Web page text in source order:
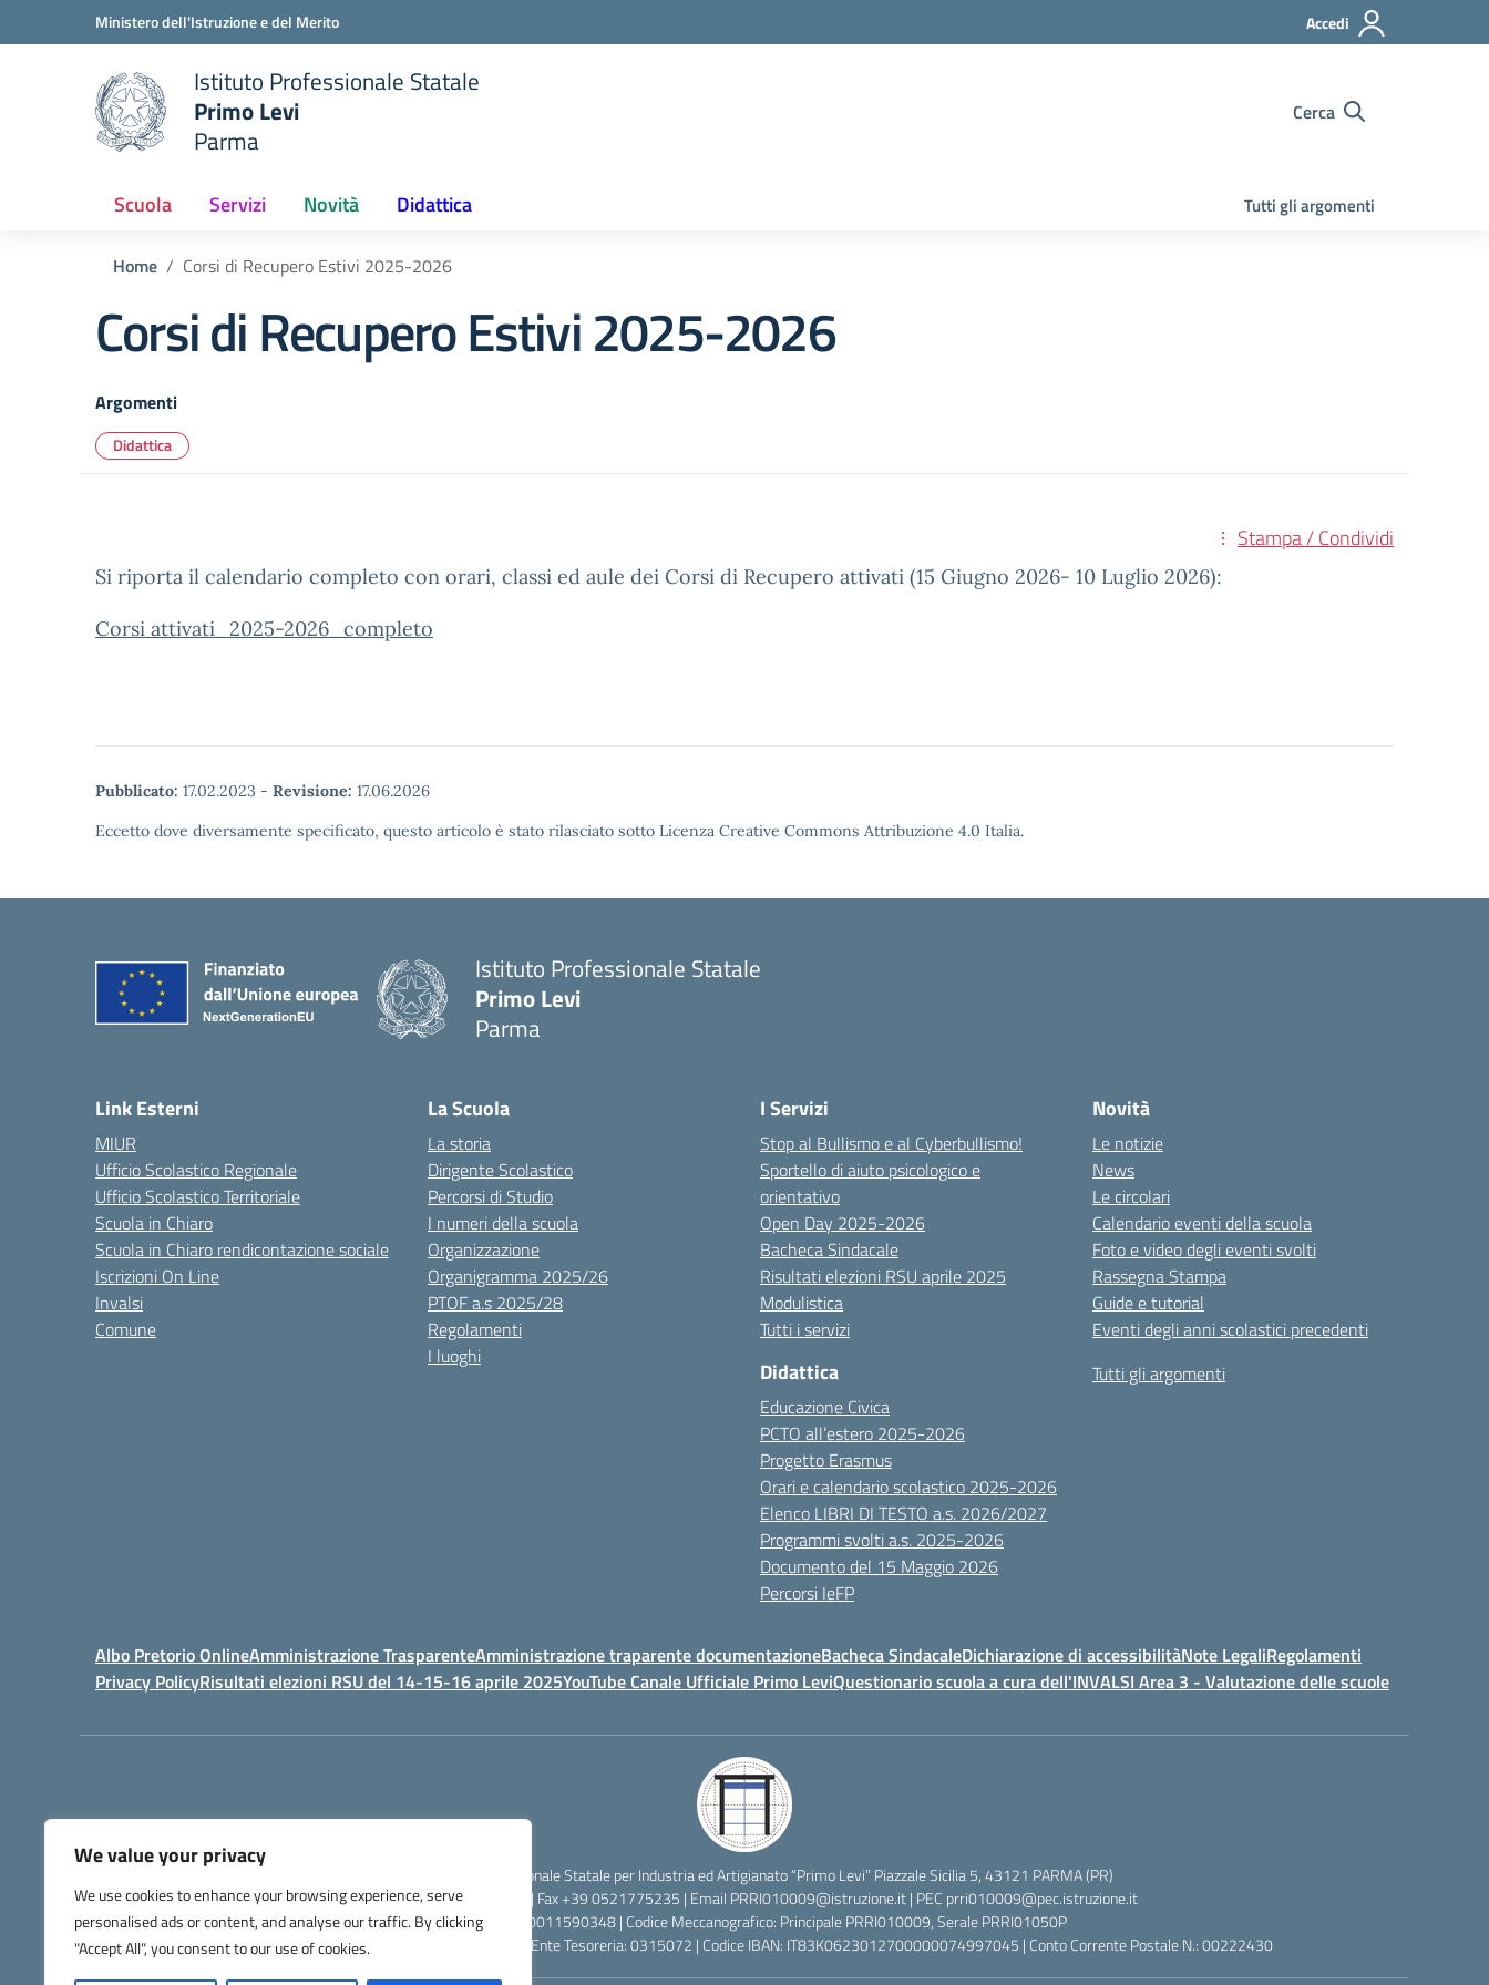
We value your privacy
We use cookies to enhance your browsing experience, serve
personalised ads or content, and analyse our traffic. By clicking
"Accept All", you consent to our use of cookies.
Vai ai contenuti
Vai al menu di navigazioneMinistero dell'Istruzione e del Merito Accedi
scuola
Istituto Professionale Statale
Primo Levi
Parma
Cerca
Scuola Servizi Novità Didattica Tutti gli argomenti
Home Corsi di Recupero Estivi 2025-2026
Corsi di Recupero Estivi 2025-2026
Argomenti
Didattica
Stampa / Condividi
Si riporta il calendario completo con orari, classi ed aule dei Corsi di Recupero attivati (15 Giugno 2026- 10 Luglio 2026):
Corsi attivati_2025-2026_completo
Pubblicato: 17.02.2023 - Revisione: 17.06.2026
Eccetto dove diversamente specificato, questo articolo è stato rilasciato sotto Licenza Creative Commons Attribuzione 4.0 Italia.
Istituto Professionale Statale
Primo Levi
Parma
Link Esterni
MIUR
Ufficio Scolastico Regionale
Ufficio Scolastico Territoriale
Scuola in Chiaro
Scuola in Chiaro rendicontazione sociale
Iscrizioni On Line
Invalsi
Comune
La Scuola
La storia
Dirigente Scolastico
Percorsi di Studio
I numeri della scuola
Organizzazione
Organigramma 2025/26
PTOF a.s 2025/28
Regolamenti
I luoghi
I Servizi
Stop al Bullismo e al Cyberbullismo!
Sportello di aiuto psicologico e
orientativo
Open Day 2025-2026
Bacheca Sindacale
Risultati elezioni RSU aprile 2025
Modulistica
Tutti i servizi
Didattica
Educazione Civica
PCTO all’estero 2025-2026
Progetto Erasmus
Orari e calendario scolastico 2025-2026
Elenco LIBRI DI TESTO a.s. 2026/2027
Programmi svolti a.s. 2025-2026
Documento del 15 Maggio 2026
Percorsi IeFP
Novità
Le notizie
News
Le circolari
Calendario eventi della scuola
Foto e video degli eventi svolti
Rassegna Stampa
Guide e tutorial
Eventi degli anni scolastici precedenti
Tutti gli argomenti
Albo Pretorio OnlineAmministrazione TrasparenteAmministrazione traparente documentazioneBacheca SindacaleDichiarazione di accessibilitàNote LegaliRegolamenti
Privacy PolicyRisultati elezioni RSU del 14-15-16 aprile 2025YouTube Canale Ufficiale Primo LeviQuestionario scuola a cura dell'INVALSI Area 3 - Valutazione delle scuole
IPSIA - Istituto Professionale Statale per Industria ed Artigianato “Primo Levi” Piazzale Sicilia 5, 43121 PARMA (PR)
Telefono +39 0521272638 | Fax +39 0521775235 | Email PRRI010009@istruzione.it| PEC prri010009@pec.istruzione.it
Codice Fiscale: 80011590348 | Codice Meccanografico: Principale PRRI010009, Serale PRRI01050P
Codice Univoco di Fatturazione: UFW76E | Codice Ente Tesoreria: 0315072 | Codice IBAN: IT83K0623012700000074997045 | Conto Corrente Postale N.: 00222430